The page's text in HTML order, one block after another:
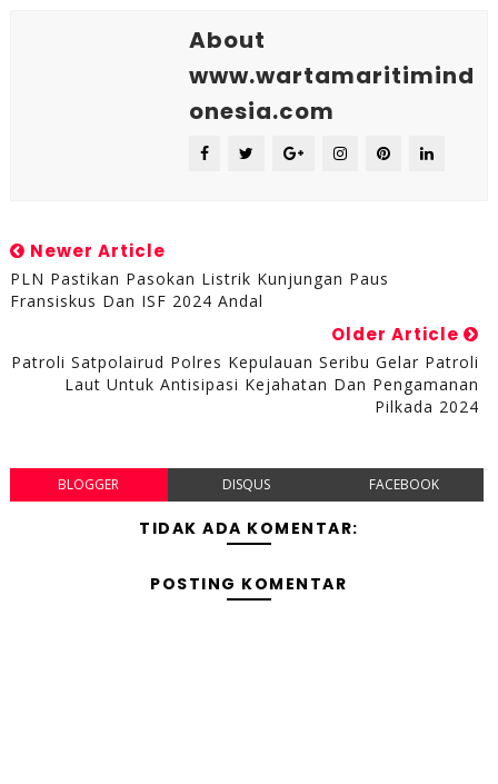
About
www.wartamaritimind
onesia.com
Newer Article
PLN Pastikan Pasokan Listrik Kunjungan Paus
Fransiskus Dan ISF 2024 Andal
Older Article
Patroli Satpolairud Polres Kepulauan Seribu Gelar Patroli
Laut Untuk Antisipasi Kejahatan Dan Pengamanan
Pilkada 2024
BLOGGER DISQUS FACEBOOK
TIDAK ADA KOMENTAR:
POSTING KOMENTAR